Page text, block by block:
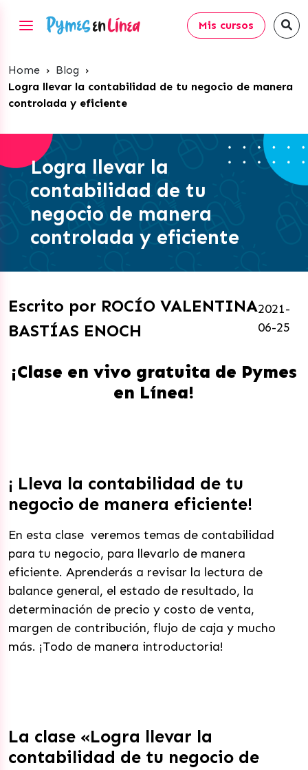
Mis cursos
Home › Blog ›
Logra llevar la contabilidad de tu negocio de manera
controlada y eficiente
Logra llevar la
contabilidad de tu
negocio de manera
controlada y eficiente
Escrito por ROCÍO VALENTINA
BASTÍAS ENOCH
2021-
06-25
¡Clase en vivo gratuita de Pymes
en Línea!
¡ Lleva la contabilidad de tu
negocio de manera eficiente!
En esta clase veremos temas de contabilidad
para tu negocio, para llevarlo de manera
eficiente. Aprenderás a revisar la lectura de
balance general, el estado de resultado, la
determinación de precio y costo de venta,
margen de contribución, flujo de caja y mucho
más. ¡Todo de manera introductoria!
La clase «Logra llevar la
contabilidad de tu negocio de